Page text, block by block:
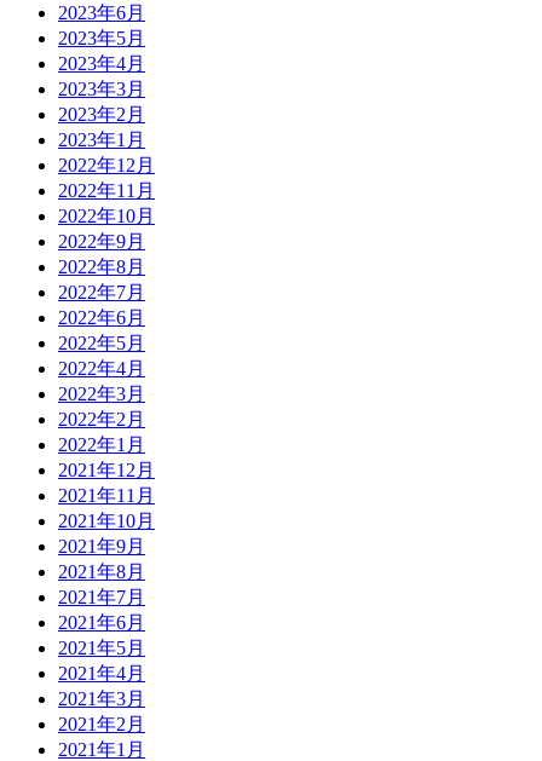
2023年6月
2023年5月
2023年4月
2023年3月
2023年2月
2023年1月
2022年12月
2022年11月
2022年10月
2022年9月
2022年8月
2022年7月
2022年6月
2022年5月
2022年4月
2022年3月
2022年2月
2022年1月
2021年12月
2021年11月
2021年10月
2021年9月
2021年8月
2021年7月
2021年6月
2021年5月
2021年4月
2021年3月
2021年2月
2021年1月